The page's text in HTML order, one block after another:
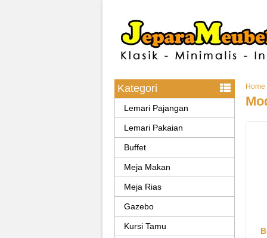
Home
Kategori
Lemari Pajangan
Lemari Pakaian
Buffet
Meja Makan
Meja Rias
Gazebo
Kursi Tamu